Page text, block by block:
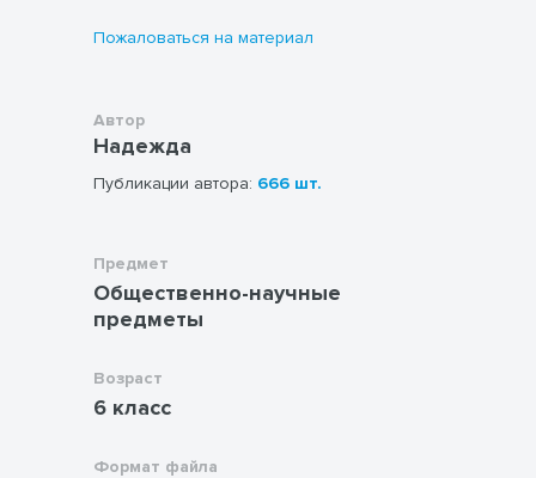
на сам вариант ответа и 2 кнопки действия
добавлена в файл в конце тематической
презентации и подготовлен отдельный
документ в формате Word для учителя.
Пожаловаться на материал
Автор
Надежда
Публикации автора: 666 шт.
Предмет
Общественно-научные
предметы
Возраст
6 класс
Формат файла